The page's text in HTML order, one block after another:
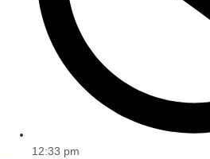
12:33 pm